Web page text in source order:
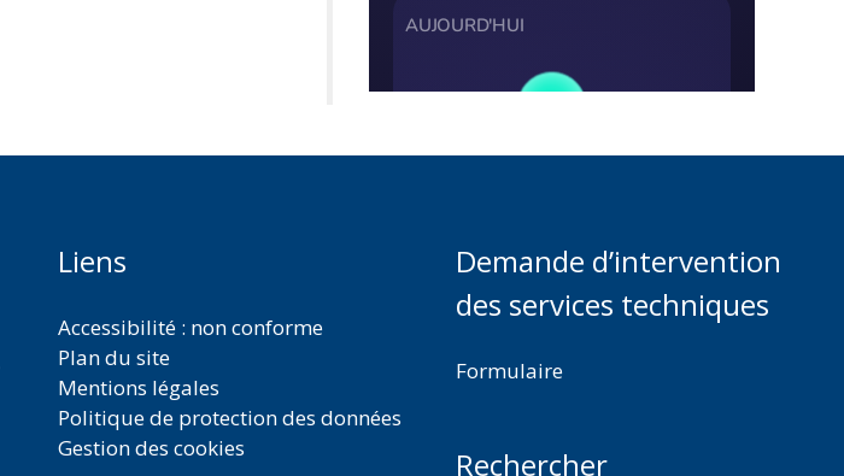
Liens
Accessibilité : non conforme
Plan du site
Mentions légales
Politique de protection des données
Gestion des cookies
Demande d’intervention
des services techniques
Formulaire
Rechercher